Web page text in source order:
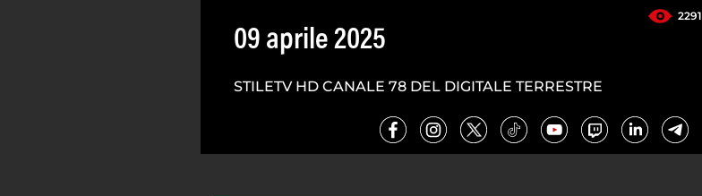
2291
09 aprile 2025
STILETV HD CANALE 78 DEL DIGITALE TERRESTRE